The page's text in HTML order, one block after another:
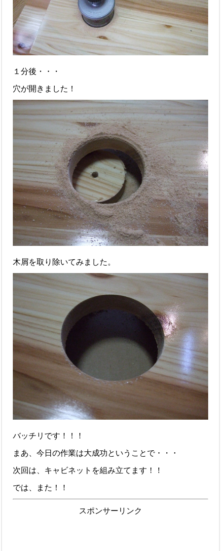
１分後・・・
穴が開きました！
木屑を取り除いてみました。
バッチリです！！！
まあ、今日の作業は大成功ということで・・・
次回は、キャビネットを組み立てます！！
では、また！！
スポンサーリンク